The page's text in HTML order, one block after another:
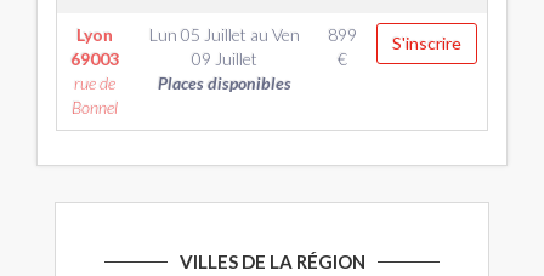
Lyon
69003
rue de
Bonnel
Lun 05 Juillet au Ven
09 Juillet
Places disponibles
899
€
S'inscrire
VILLES DE LA RÉGION